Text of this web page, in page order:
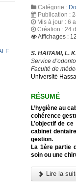
Catégorie :
Publication :
Mis à jour : 6
Création : 24
Affichages :
S. HAITAMI, L.
Service
Faculté de
Université
RÉSUMÉ
L’hygiène au
cohérence
L’objectif de
cabinet
gestion.
La 1ère partie
soin ou une
Lire la